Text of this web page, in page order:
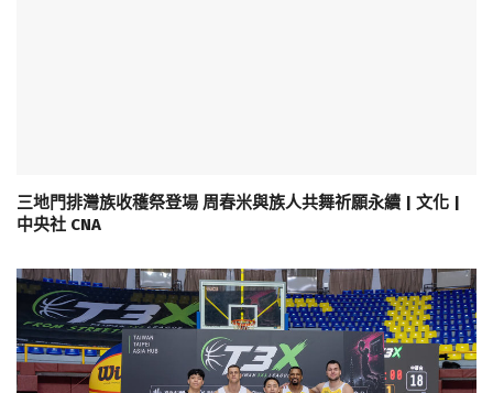
三地門排灣族收穫祭登場 周春米與族人共舞祈願永續 | 文化 |
中央社 CNA